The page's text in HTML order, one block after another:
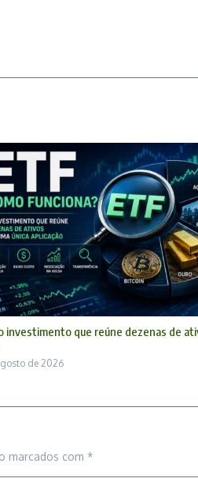
investimento que reúne dezenas de
de 2026
marcados com *